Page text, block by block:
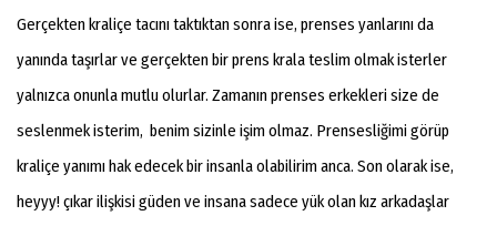
Gerçekten kraliçe tacını taktıktan sonra ise, prenses yanlarını da
yanında taşırlar ve gerçekten bir prens krala teslim olmak isterler
yalnızca onunla mutlu olurlar. Zamanın prenses erkekleri size de
seslenmek isterim, benim sizinle işim olmaz. Prensesliğimi görüp
kraliçe yanımı hak edecek bir insanla olabilirim anca. Son olarak ise,
heyyy! çıkar ilişkisi güden ve insana sadece yük olan kız arkadaşlar